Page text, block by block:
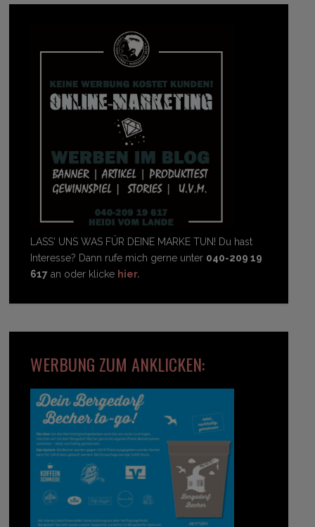
LASS' UNS WAS FÜR DEINE MARKE TUN! Du hast
Interesse? Dann rufe mich gerne unter 040-209 19
617 an oder klicke hier.
WERBUNG ZUM ANKLICKEN: